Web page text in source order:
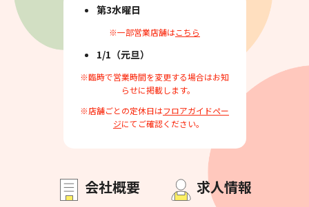
第3水曜日
※一部営業店舗はこちら
1/1（元旦）
※臨時で営業時間を変更する場合はお知
らせに掲載します。
※店舗ごとの定休日はフロアガイドペー
ジにてご確認ください。
会社概要 求人情報